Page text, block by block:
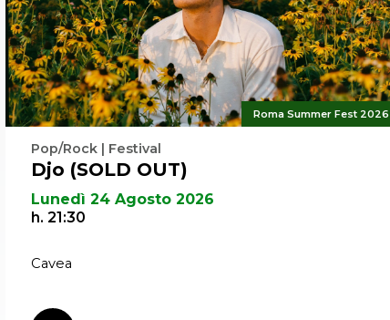
Roma Summer Fest 2026
Pop/Rock | Festival
Djo (SOLD OUT)
Lunedì 24 Agosto 2026
h. 21:30
Cavea